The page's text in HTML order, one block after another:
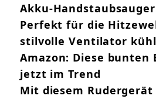
Akku-
Perfekt für die
stilvolle Ventilator
Amazon: Diese bunten
jetzt im Trend
Mit diesem Rudergerät